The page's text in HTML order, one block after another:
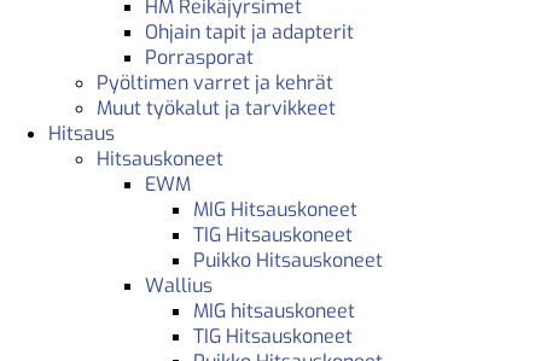
HM Reikäjyrsimet
Ohjain tapit ja adapterit
Porrasporat
Pyöltimen varret ja kehrät
Muut työkalut ja tarvikkeet
Hitsaus
Hitsauskoneet
EWM
MIG Hitsauskoneet
TIG Hitsauskoneet
Puikko Hitsauskoneet
Wallius
MIG hitsauskoneet
TIG Hitsauskoneet